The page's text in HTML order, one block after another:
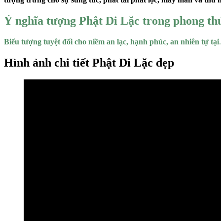
Ý nghĩa tượng Phật Di Lặc trong phong
Biểu tượng tuyệt đối cho niềm an lạc, hạnh phúc, an nhiên tự tại.
Hình ảnh chi tiết Phật Di Lặc đẹp